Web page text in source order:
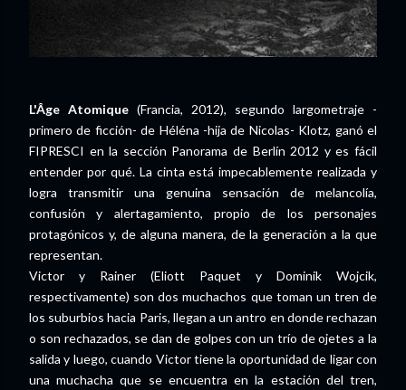
L'Âge Atomique (Francia, 2012), segundo largometraje -
primero de ficción- de Héléna -hija de Nicolas- Klotz, ganó el
FIPRESCI en la sección Panorama de Berlín 2012 y es fácil
entender por qué. La cinta está impecablemente realizada y
logra transmitir una genuina sensación de melancolía,
confusión y alertagamiento, propio de los personajes
protagónicos y, de alguna manera, de la generación a la que
representan.
Victor y Rainer (Eliott Paquet y Dominik Wojcik,
respectivamente) son dos muchachos que toman un tren de
los suburbios hacia Paris, llegan a un antro en donde rechazan
o son rechazados, se dan de golpes con un trío de ojetes a la
salida y luego, cuando Victor tiene la oportunidad de ligar con
una muchacha que se encuentra en la estación del tren,